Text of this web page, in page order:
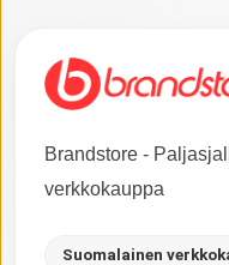
Brandstore -
verkkokauppa
Suomalainen